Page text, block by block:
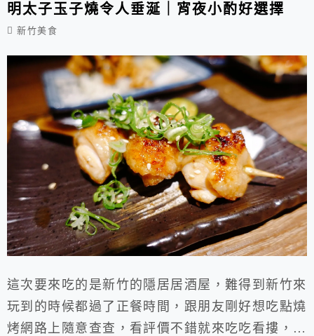
明太子玉子燒令人垂涎｜宵夜小酌好選擇
新竹美食
這次要來吃的是新竹的隱居居酒屋，難得到新竹來
玩到的時候都過了正餐時間，跟朋友剛好想吃點燒
烤網路上隨意查查，看評價不錯就來吃吃看摟，這